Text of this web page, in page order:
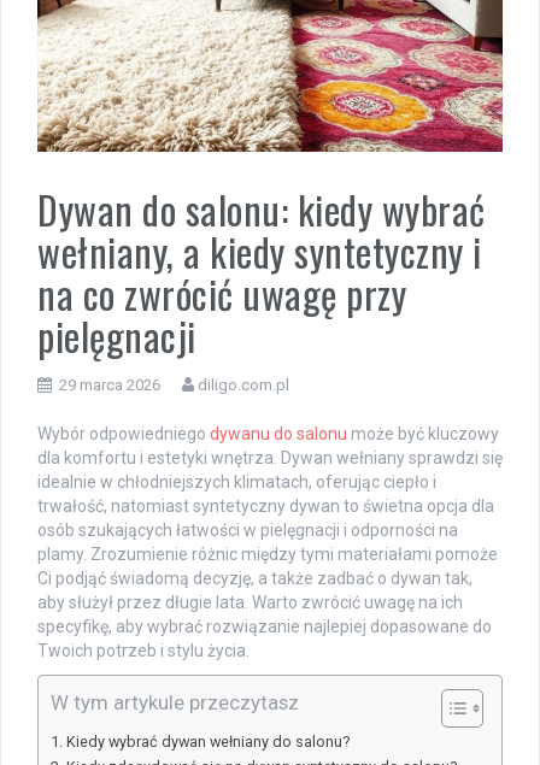
Dywan do salonu: kiedy wybrać
wełniany, a kiedy syntetyczny i
na co zwrócić uwagę przy
pielęgnacji
29 marca 2026 diligo.com.pl
Wybór odpowiedniego dywanu do salonu może być kluczowy
dla komfortu i estetyki wnętrza. Dywan wełniany sprawdzi się
idealnie w chłodniejszych klimatach, oferując ciepło i
trwałość, natomiast syntetyczny dywan to świetna opcja dla
osób szukających łatwości w pielęgnacji i odporności na
plamy. Zrozumienie różnic między tymi materiałami pomoże
Ci podjąć świadomą decyzję, a także zadbać o dywan tak,
aby służył przez długie lata. Warto zwrócić uwagę na ich
specyfikę, aby wybrać rozwiązanie najlepiej dopasowane do
Twoich potrzeb i stylu życia.
W tym artykule przeczytasz
Kiedy wybrać dywan wełniany do salonu?